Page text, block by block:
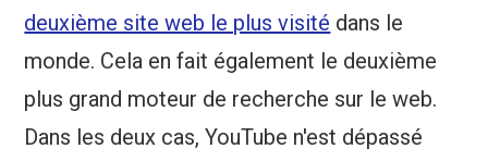
deuxième site web le plus visité dans le
monde. Cela en fait également le deuxième
plus grand moteur de recherche sur le web.
Dans les deux cas, YouTube n'est dépassé